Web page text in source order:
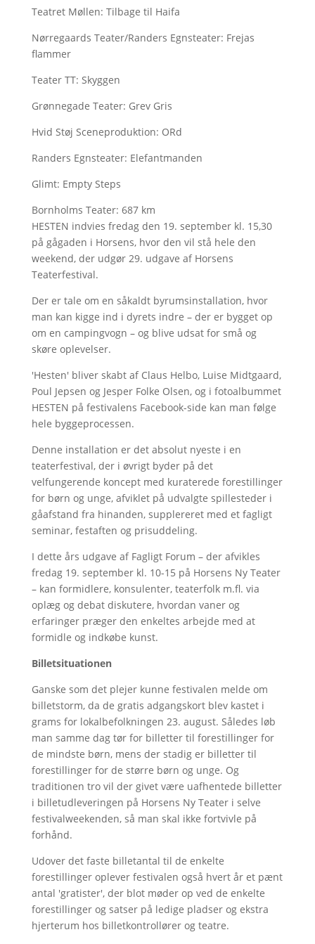
Teatret Møllen: Tilbage til Haifa
Nørregaards Teater/Randers Egnsteater: Frejas
flammer
Teater TT: Skyggen
Grønnegade Teater: Grev Gris
Hvid Støj Sceneproduktion: ORd
Randers Egnsteater: Elefantmanden
Glimt: Empty Steps
Bornholms Teater: 687 km
HESTEN indvies fredag den 19. september kl. 15,30
på gågaden i Horsens, hvor den vil stå hele den
weekend, der udgør 29. udgave af Horsens
Teaterfestival.
Der er tale om en såkaldt byrumsinstallation, hvor
man kan kigge ind i dyrets indre – der er bygget op
om en campingvogn – og blive udsat for små og
skøre oplevelser.
'Hesten' bliver skabt af Claus Helbo, Luise Midtgaard,
Poul Jepsen og Jesper Folke Olsen, og i fotoalbummet
HESTEN på festivalens Facebook-side kan man følge
hele byggeprocessen.
Denne installation er det absolut nyeste i en
teaterfestival, der i øvrigt byder på det
velfungerende koncept med kuraterede forestillinger
for børn og unge, afviklet på udvalgte spillesteder i
gåafstand fra hinanden, supplereret med et fagligt
seminar, festaften og prisuddeling.
I dette års udgave af Fagligt Forum – der afvikles
fredag 19. september kl. 10-15 på Horsens Ny Teater
– kan formidlere, konsulenter, teaterfolk m.fl. via
oplæg og debat diskutere, hvordan vaner og
erfaringer præger den enkeltes arbejde med at
formidle og indkøbe kunst.
Billetsituationen
Ganske som det plejer kunne festivalen melde om
billetstorm, da de gratis adgangskort blev kastet i
grams for lokalbefolkningen 23. august. Således løb
man samme dag tør for billetter til forestillinger for
de mindste børn, mens der stadig er billetter til
forestillinger for de større børn og unge. Og
traditionen tro vil der givet være uafhentede billetter
i billetudleveringen på Horsens Ny Teater i selve
festivalweekenden, så man skal ikke fortvivle på
forhånd.
Udover det faste billetantal til de enkelte
forestillinger oplever festivalen også hvert år et pænt
antal 'gratister', der blot møder op ved de enkelte
forestillinger og satser på ledige pladser og ekstra
hjerterum hos billetkontrollører og teatre.